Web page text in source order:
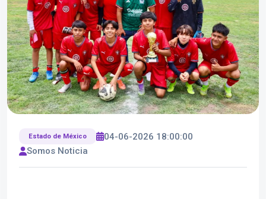
Estado de México
04-06-2026 18:00:00
Somos Noticia